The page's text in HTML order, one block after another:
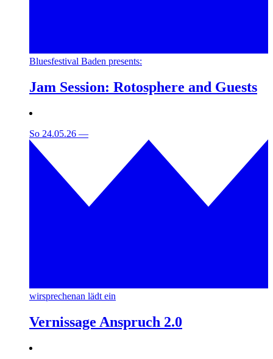
Bluesfestival Baden presents:
Jam Session: Rotosphere and Guests
So 24.05.26 —
wirsprechenan lädt ein
Vernissage Anspruch 2.0